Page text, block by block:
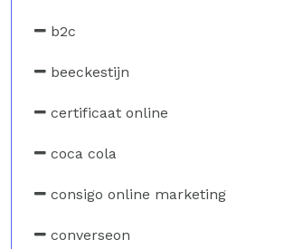
b2c
beeckestijn
certificaat online
coca cola
consigo online marketing
converseon